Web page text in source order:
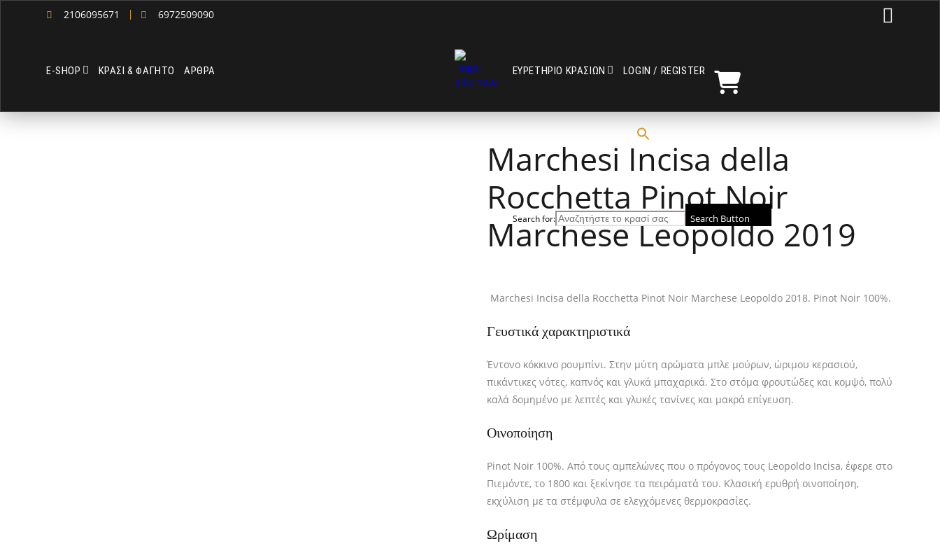
2106095671 6972509090 
Ε-SHOP ΚΡΑΣΙ & ΦΑΓΗΤΟ ΑΡΘΡΑ ΕΥΡΕΤΗΡΙΟ ΚΡΑΣΙΩΝ LOGIN / REGISTER
Search for: Search Button
Marchesi Incisa della
Rocchetta Pinot Noir
Marchese Leopoldo 2019
Marchesi Incisa della Rocchetta Pinot Noir Marchese Leopoldo 2018. Pinot Noir 100%.
Γευστικά χαρακτηριστικά
Έντονο κόκκινο ρουμπίνι. Στην μύτη αρώματα μπλε μούρων, ώριμου κερασιού,
πικάντικες νότες, καπνός και γλυκά μπαχαρικά. Στο στόμα φρουτώδες και κομψό, πολύ
καλά δομημένο με λεπτές και γλυκές τανίνες και μακρά επίγευση.
Οινοποίηση
Pinot Noir 100%. Από τους αμπελώνες που ο πρόγονoς τους Leopoldo Incisa, έφερε στο
Πιεμόντε, το 1800 και ξεκίνησε τα πειράματά του. Κλασική ερυθρή οινοποίηση,
εκχύλιση με τα στέμφυλα σε ελεγχόμενες θερμοκρασίες.
Ωρίμαση